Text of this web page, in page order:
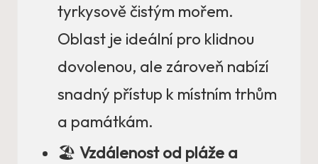
tyrkysově čistým mořem.
Oblast je ideální pro klidnou
dovolenou, ale zároveň nabízí
snadný přístup k místním trhům
a památkám.
🏖️ Vzdálenost od pláže a